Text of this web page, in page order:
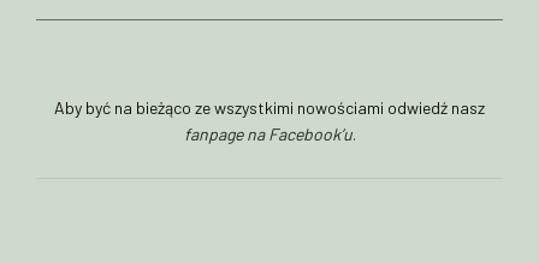
Aby być na bieżąco ze wszystkimi nowościami odwiedź nasz
fanpage na Facebook’u.